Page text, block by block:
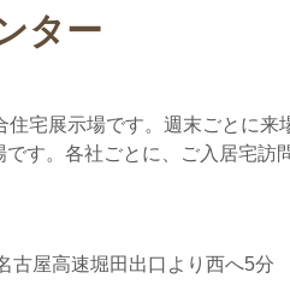
ター
宅展示場です。週末ごとに来
す。各社ごとに、ご入居宅訪
屋高速堀田出口より西へ5分